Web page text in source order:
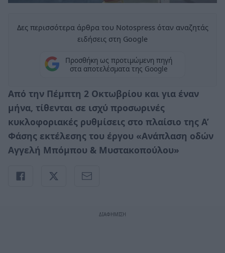
Δες περισσότερα άρθρα του Notospress όταν αναζητάς
ειδήσεις στη Google
Προσθήκη ως προτιμώμενη πηγή
στα αποτελέσματα της Google
Από την Πέμπτη 2 Οκτωβρίου και για έναν
μήνα, τίθενται σε ισχύ προσωρινές
κυκλοφοριακές ρυθμίσεις στο πλαίσιο της Α’
Φάσης εκτέλεσης του έργου «Ανάπλαση οδών
Αγγελή Μπόμπου & Μυστακοπούλου»